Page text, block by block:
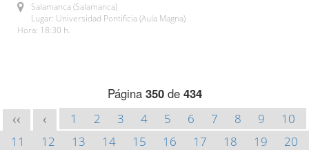
Salamanca (Salamanca)
Lugar: Universidad Pontificia (Aula Magna)
Hora: 18:30 h.
Página 350de 434
<< < 1 2 3 4 5 6 7 8 9
10
11
12 13 14 15 16 17 18 19
20